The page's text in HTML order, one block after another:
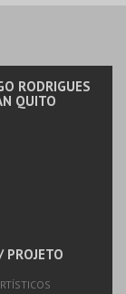
RODRIGUES
QUITO
PROJETO